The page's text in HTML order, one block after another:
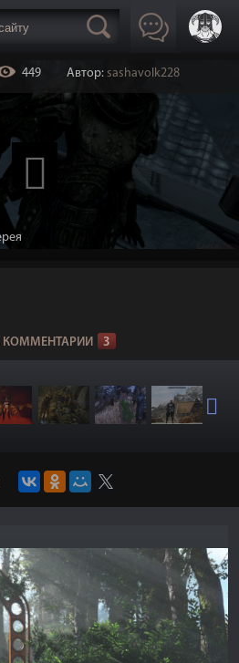
449 Автор: sashavolk228
КОММЕНТАРИИ 3